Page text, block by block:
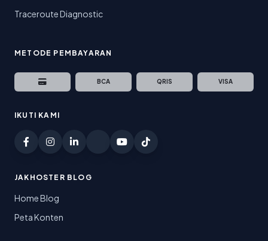
Traceroute Diagnostic
METODE PEMBAYARAN
BCA QRIS VISA
IKUTI KAMI
JAKHOSTER BLOG
Home Blog
Peta Konten